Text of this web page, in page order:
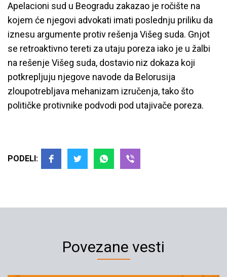
Apelacioni sud u Beogradu zakazao je ročište na
kojem će njegovi advokati imati poslednju priliku da
iznesu argumente protiv rešenja Višeg suda. Gnjot
se retroaktivno tereti za utaju poreza iako je u žalbi
na rešenje Višeg suda, dostavio niz dokaza koji
potkrepljuju njegove navode da Belorusija
zloupotrebljava mehanizam izručenja, tako što
političke protivnike podvodi pod utajivače poreza.
PODELI:
Povezane vesti